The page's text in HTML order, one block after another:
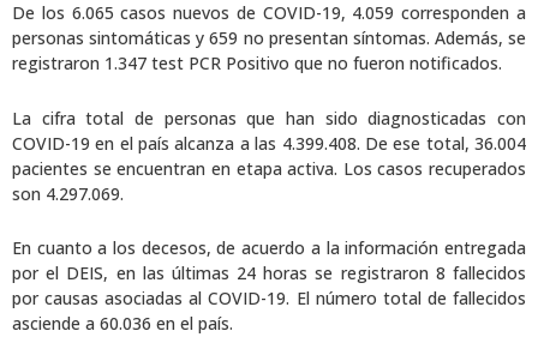
De los 6.065 casos nuevos de COVID-19, 4.059 corresponden a
personas sintomáticas y 659 no presentan síntomas. Además, se
registraron 1.347 test PCR Positivo que no fueron notificados.
La cifra total de personas que han sido diagnosticadas con
COVID-19 en el país alcanza a las 4.399.408. De ese total, 36.004
pacientes se encuentran en etapa activa. Los casos recuperados
son 4.297.069.
En cuanto a los decesos, de acuerdo a la información entregada
por el DEIS, en las últimas 24 horas se registraron 8 fallecidos
por causas asociadas al COVID-19. El número total de fallecidos
asciende a 60.036 en el país.